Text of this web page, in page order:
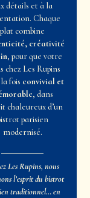
détails et à la
Chaque
plat combine
créativité
, pour que votre
chez Les Rupins
fois convivial et
, dans
chaleureux d’un
parisien
modernisé.
Les Rupins, nous
l’esprit du bistrot
traditionnel… en